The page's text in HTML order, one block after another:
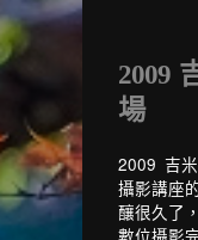
2009
場
2009 吉
攝影講座
釀很久了
數位攝影